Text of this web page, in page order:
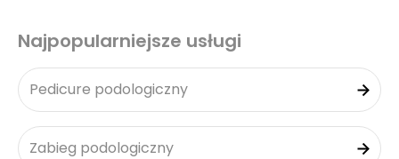
Najpopularniejsze usługi
Pedicure podologiczny
Zabieg podologiczny